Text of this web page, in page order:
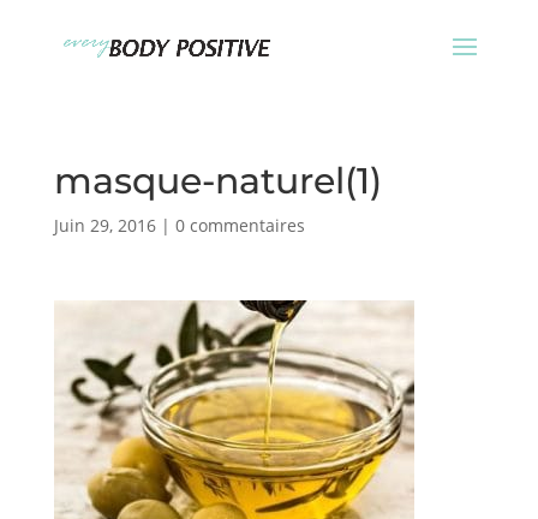
masque-naturel(1)
Juin 29, 2016| 0 commentaires